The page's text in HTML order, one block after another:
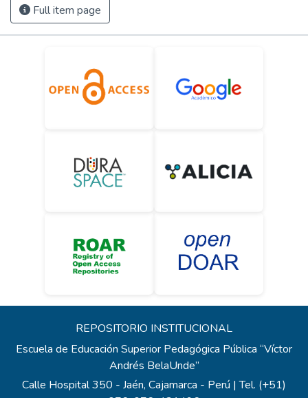
Full item page
REPOSITORIO INSTITUCIONAL
Escuela de Educación Superior Pedagógica Pública “Víctor
Andrés BelaUnde”
Calle Hospital 350 - Jaén, Cajamarca - Perú | Tel. (+51)